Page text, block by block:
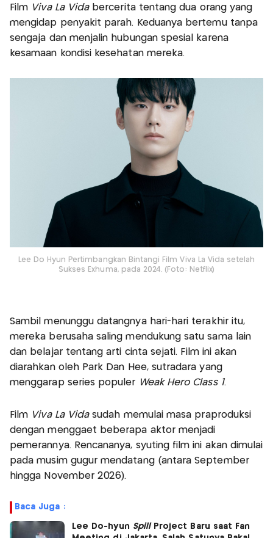
Film Viva La Vidabercerita tentang dua orang yang
mengidap penyakit parah. Keduanya bertemu tanpa
sengaja dan menjalin hubungan spesial karena
kesamaan kondisi kesehatan mereka.
Lee Do Hyun Pertimbangkan Bintangi Film Viva La Vida setelah
Sukses Exhuma, pada 2024. (Foto: Netflix)
Sambil menunggu datangnya hari-hari terakhir itu,
mereka berusaha saling mendukung satu sama lain
dan belajar tentang arti cinta sejati. Film ini akan
diarahkan oleh Park Dan Hee, sutradara yang
menggarap series populer
Weak Hero Class 1.
Film Viva La Vidasudah memulai masa praproduksi
dengan menggaet beberapa aktor menjadi
pemerannya. Rencananya, syuting film ini akan dimulai
pada musim gugur mendatang (antara September
hingga November 2026).
Baca Juga :
Lee Do-hyun SpillProject Baru saat Fan